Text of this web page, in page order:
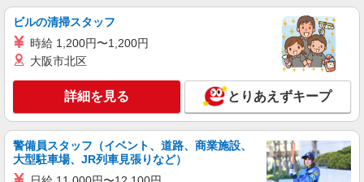
ライフ南台店 東京都中野区南台2-51-7
キープ 詳細を見る
ライフ中野新井店（店舗コード812）
青果
時給1,235円以上
ライフ中野新井店 東京都中野区新井3-8-12
ビルの清掃スタッフ
時給 1,200円〜1,200円
大阪市北区
詳細を見る とりあえずキープ
警備員スタッフ（イベント、道路、商業施設、
大型駐車場、JR列車見張りなど）